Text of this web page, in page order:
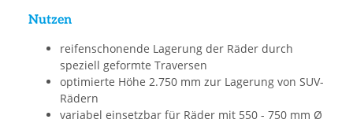
Nutzen
reifenschonende Lagerung der Räder durch
speziell geformte Traversen
optimierte Höhe 2.750 mm zur Lagerung von SUV-
Rädern
variabel einsetzbar für Räder mit 550 - 750 mm Ø